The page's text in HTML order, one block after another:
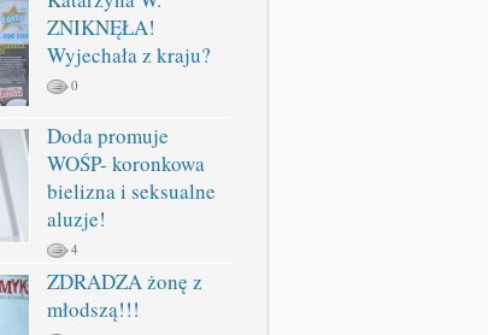
ZNIKNĘŁA!
Wyjechała z kraju?
0
Doda promuje
WOŚP- koronkowa
bielizna i seksualne
aluzje!
4
ZDRADZA żonę z
młodszą!!!